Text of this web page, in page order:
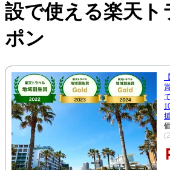
設で使える楽天ト
ポン